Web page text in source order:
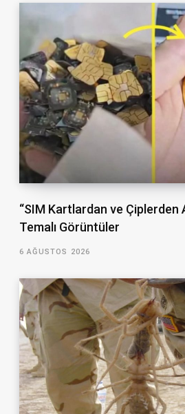
“SIM Kartlardan ve Çiplerden
Temalı Görüntüler
6 AĞUSTOS 2026